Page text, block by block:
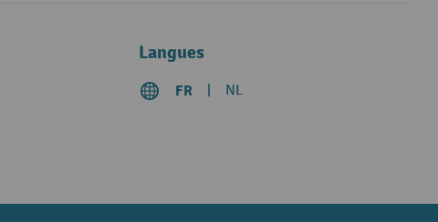
Langues
FR NL